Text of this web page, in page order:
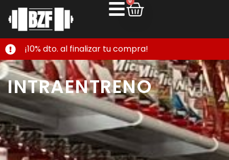
¡10% dto. al finalizar tu compra!
INTRAENTRENO